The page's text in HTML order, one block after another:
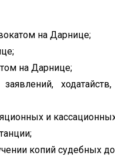
на Дарнице;
на Дарнице;
и
копий судебных